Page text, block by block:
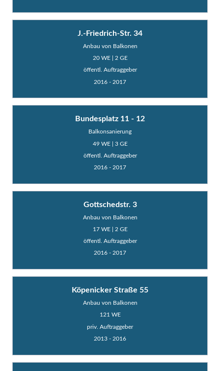
J.-Friedrich-Str. 34
Anbau von Balkonen
20 WE | 2 GE
öffentl. Auftraggeber
2016 - 2017
Bundesplatz 11 - 12
Balkonsanierung
49 WE | 3 GE
öffentl. Auftraggeber
2016 - 2017
Gottschedstr. 3
Anbau von Balkonen
17 WE | 2 GE
öffentl. Auftraggeber
2016 - 2017
Köpenicker Straße 55
Anbau von Balkonen
121 WE
priv. Auftraggeber
2013 - 2016